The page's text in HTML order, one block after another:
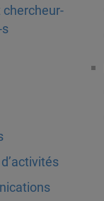
chercheur-